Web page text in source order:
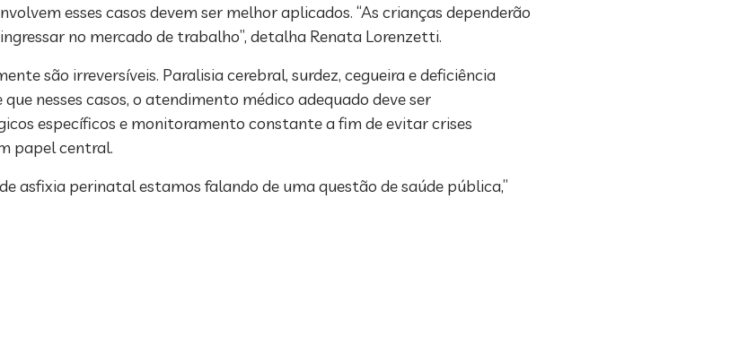
esses casos devem ser melhor aplicados. “As crianças dependerão
no mercado de trabalho”, detalha Renata Lorenzetti.
são irreversíveis. Paralisia cerebral, surdez, cegueira e deficiência
nesses casos, o atendimento médico adequado deve ser
específicos e monitoramento constante a fim de evitar crises
papel central.
asfixia perinatal estamos falando de uma questão de saúde pública,”